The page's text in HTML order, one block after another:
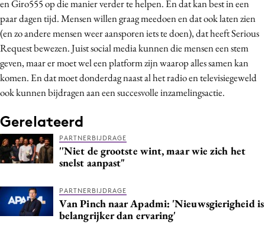
en Giro555 op die manier verder te helpen. En dat kan best in een
paar dagen tijd. Mensen willen graag meedoen en dat ook laten zien
(en zo andere mensen weer aansporen iets te doen), dat heeft Serious
Request bewezen. Juist social media kunnen die mensen een stem
geven, maar er moet wel een platform zijn waarop alles samen kan
komen. En dat moet donderdag naast al het radio en televisiegeweld
ook kunnen bijdragen aan een succesvolle inzamelingsactie.
Gerelateerd
PARTNERBIJDRAGE
''Niet de grootste wint, maar wie zich het
snelst aanpast"
PARTNERBIJDRAGE
Van Pinch naar Apadmi: 'Nieuwsgierigheid is
belangrijker dan ervaring'